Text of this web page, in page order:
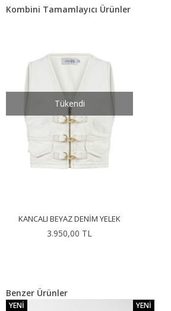
Kombini Tamamlayıcı Ürünler
Tükendi
KANCALI BEYAZ DENIM YELEK
3.950,00 TL
Benzer Ürünler
YENI YENI